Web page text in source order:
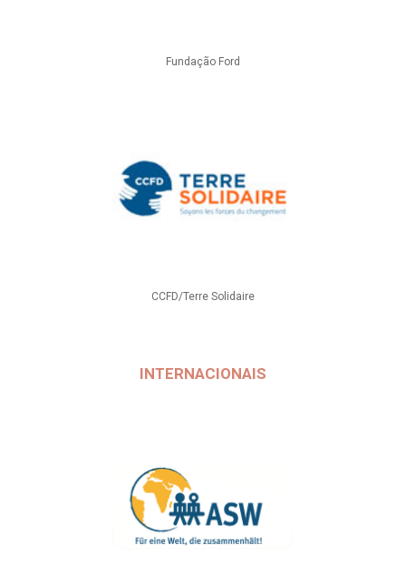
Fundação Ford
CCFD/Terre Solidaire
INTERNACIONAIS